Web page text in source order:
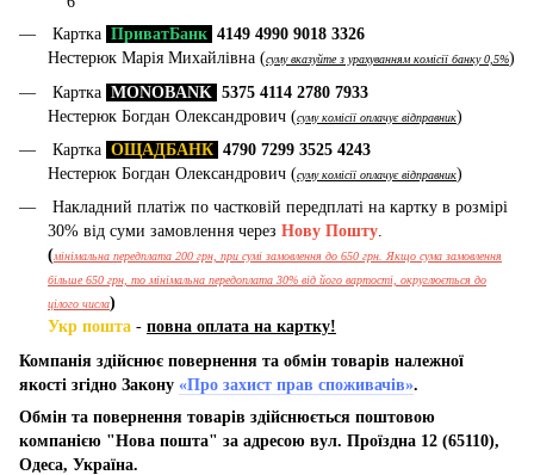
Картка ПриватБанк 4149 4990 9018 3326
Нестерюк Марія Михайлівна (суму вказуйте з урахуванням комісії банку 0,5%)
Картка MONOBANK 5375 4114 2780 7933
Нестерюк Богдан Олександрович (суму комісії оплачує відправник)
Картка ОЩАДБАНК 4790 7299 3525 4243
Нестерюк Богдан Олександрович (суму комісії оплачує відправник)
Накладний платіж по частковій передплаті на картку в розмірі
30% від суми замовлення через Нову Пошту.
(мінімальна передплата 200 грн, при сумі замовлення до 650 грн. Якщо сума замовлення
більше 650 грн, то мінімальна передоплата 30% від його вартості, округлюється до
цілого числа)
Укр пошта - повна оплата на картку!
Компанія здійснює повернення та обмін товарів належної
якості згідно Закону «Про захист прав споживачів».
Обмін та повернення товарів здійснюється поштовою
компанією "Нова пошта" за адресою вул. Проїздна 12 (65110),
Одеса, Україна.